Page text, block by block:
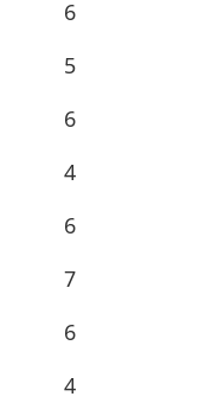
6
5
6
4
6
7
6
4